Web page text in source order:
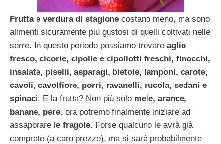
Frutta e verdura di stagione costano meno, ma sono
alimenti sicuramente più gustosi di quelli coltivati nelle
serre. In questo periodo possiamo trovare aglio
fresco, cicorie, cipolle e cipollotti freschi, finocchi,
insalate, piselli, asparagi, bietole, lamponi, carote,
cavoli, cavolfiore, porri, ravanelli, rucola, sedani e
spinaci. E la frutta? Non più solo mele, arance,
banane, pere. ora potremo finalmente iniziare ad
assaporare le fragole. Forse qualcuno le avrà già
comprate (a caro prezzo), ma si sarà probabilmente